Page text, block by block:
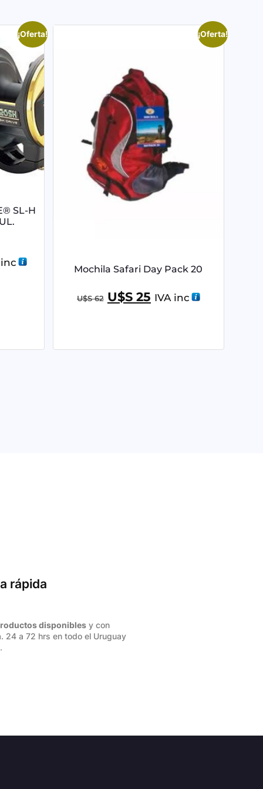
¡Oferta!
SL-H
inc
¡Oferta!
Mochila Safari Day Pack 20
U$S62 U$S25 IVA inc
rápida
disponiblesy con
24 a 72 hrs en todo el Uruguay